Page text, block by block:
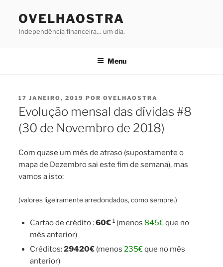
OVELHAOSTRA
Independência financeira… um dia.
Menu
PUBLICADO
EM
17 JANEIRO, 2019 POROVELHAOSTRA
Evolução mensal das dívidas #8
(30 de Novembro de 2018)
Com quase um mês de atraso (supostamente o
mapa de Dezembro sai este fim de semana), mas
vamos a isto:
(valores ligeiramente arredondados, como sempre.)
Cartão de crédito :60€ 1(menos 845€que no
mês anterior)
Créditos:29420€(menos 235€que no mês
anterior)